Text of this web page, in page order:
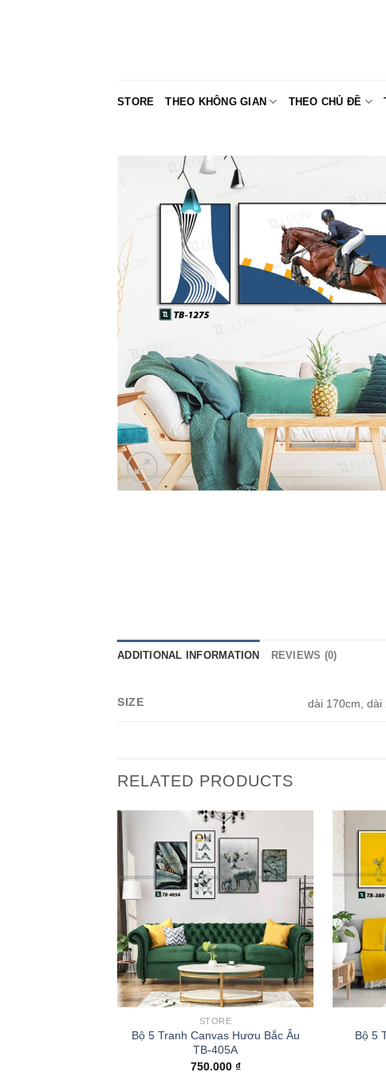
STORE THEO KHÔNG GIAN THEO CHỦ ĐỀ
ADDITIONAL INFORMATION REVIEWS (0)
SIZE dài 170cm, dài
RELATED PRODUCTS
STORE
Bộ 5 Tranh Canvas Hươu Bắc Âu
TB-405A
750.000 ₫
Bộ 5